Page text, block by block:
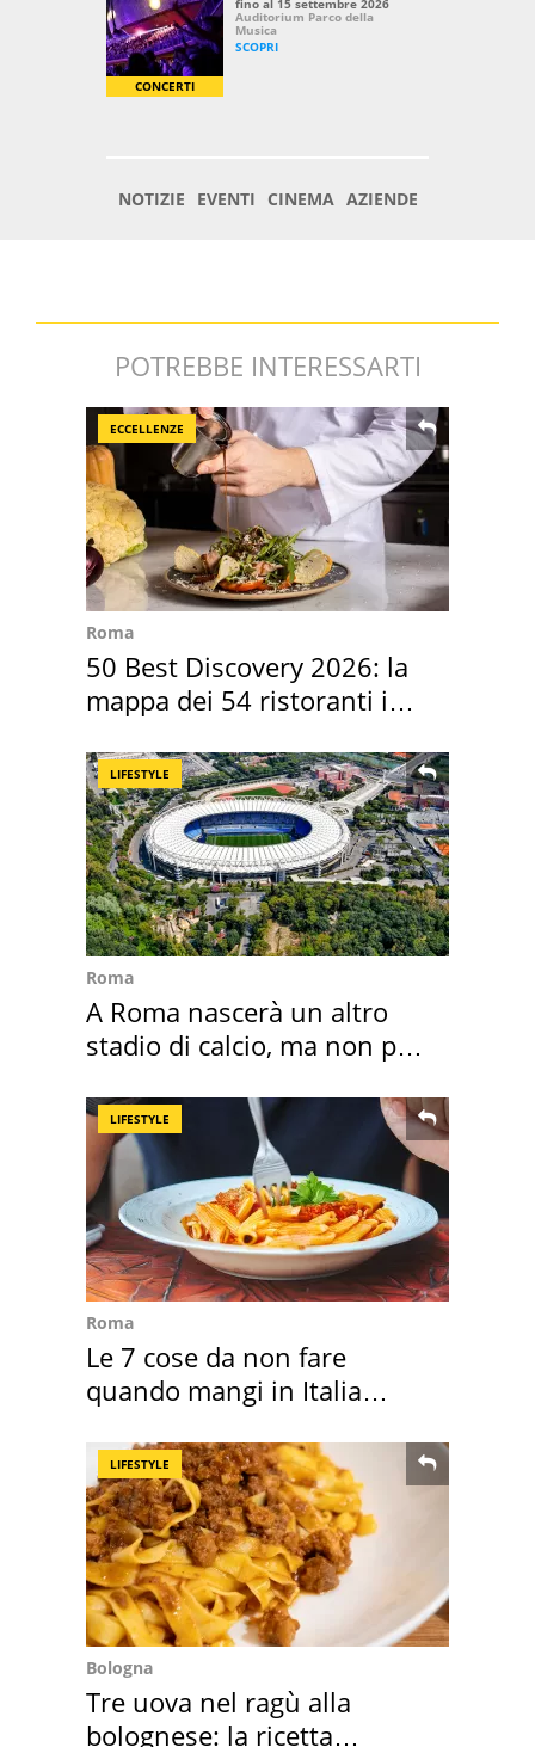
POTREBBE INTERESSARTI
ECCELLENZE
Roma
50 Best Discovery 2026: la
mappa dei 54 ristoranti in
LIFESTYLE
Roma
A Roma nascerà un altro
stadio di calcio, ma non per
LIFESTYLE
Roma
Le 7 cose da non fare
quando mangi in Italia
LIFESTYLE
Bologna
Tre uova nel ragù alla
bolognese: la ricetta